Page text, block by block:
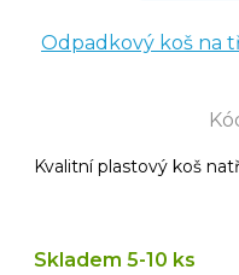
Odpadkový koš na
Kvalitní plastový koš
Skladem 5-10 ks